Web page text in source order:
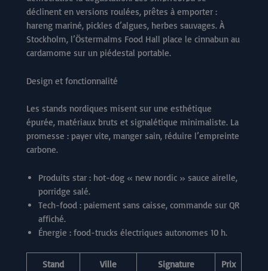
déclinent en versions roulées, prêtes à emporter :
hareng mariné, pickles d’algues, herbes sauvages. À
Stockholm, l’Östermalms Food Hall place le cinnabun au
cardamome sur un piédestal portable.
Design et fonctionnalité
Les stands nordiques misent sur une esthétique
épurée, matériaux bruts et signalétique minimaliste. La
promesse : payer vite, manger sain, réduire l’empreinte
carbone.
Produits star : hot-dog « new nordic » sauce airelle,
porridge salé.
Tech-food : paiement sans caisse, commande sur QR
affiché.
Énergie : food-trucks électriques autonomes 10 h.
Stand Ville Signature Prix